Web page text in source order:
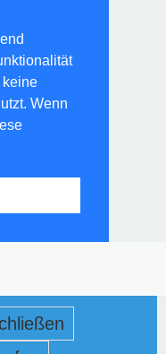
keine
Wenn